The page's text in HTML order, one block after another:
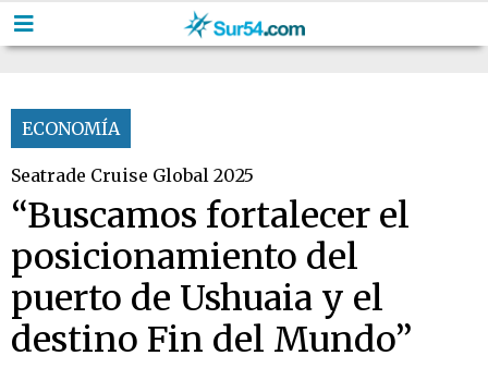
ECONOMÍA
Seatrade Cruise Global 2025
“Buscamos fortalecer el
posicionamiento del
puerto de Ushuaia y el
destino Fin del Mundo”